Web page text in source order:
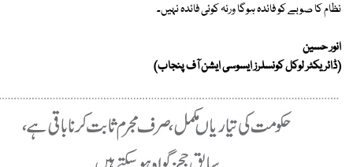
نظام کا صوبے کو فائدہ ہوگا ورنہ کوئی فائدہ نہیں۔
انور حسین
(ڈائریکٹر لوکل کونسلرز ایسوسی ایشن آف پنجاب)